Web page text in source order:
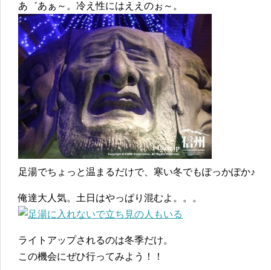
あ゛あぁ～。冷え性にはええのぉ～。
足湯でちょっと温まるだけで、寒い冬でもぽっかぽか♪
俺達大人気。土日はやっぱり混むよ。。。
ライトアップされるのは冬季だけ。
この機会にぜひ行ってみよう！！